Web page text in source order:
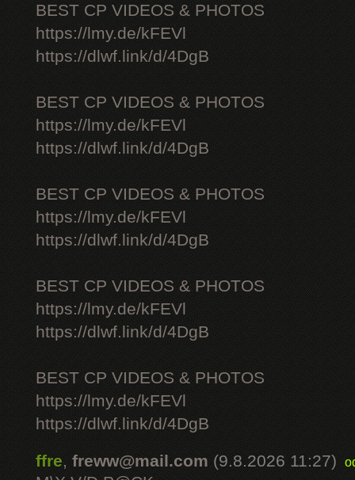
BEST CP VIDEOS & PHOTOS
https://lmy.de/kFEVl
https://dlwf.link/d/4DgB
BEST CP VIDEOS & PHOTOS
https://lmy.de/kFEVl
https://dlwf.link/d/4DgB
BEST CP VIDEOS & PHOTOS
https://lmy.de/kFEVl
https://dlwf.link/d/4DgB
BEST CP VIDEOS & PHOTOS
https://lmy.de/kFEVl
https://dlwf.link/d/4DgB
BEST CP VIDEOS & PHOTOS
https://lmy.de/kFEVl
https://dlwf.link/d/4DgB
ffre,freww@mail.com (9.8.2026 11:27)